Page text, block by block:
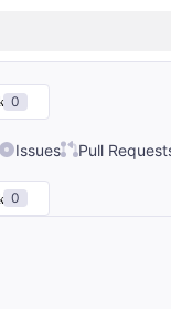
0
Issues Pull
0